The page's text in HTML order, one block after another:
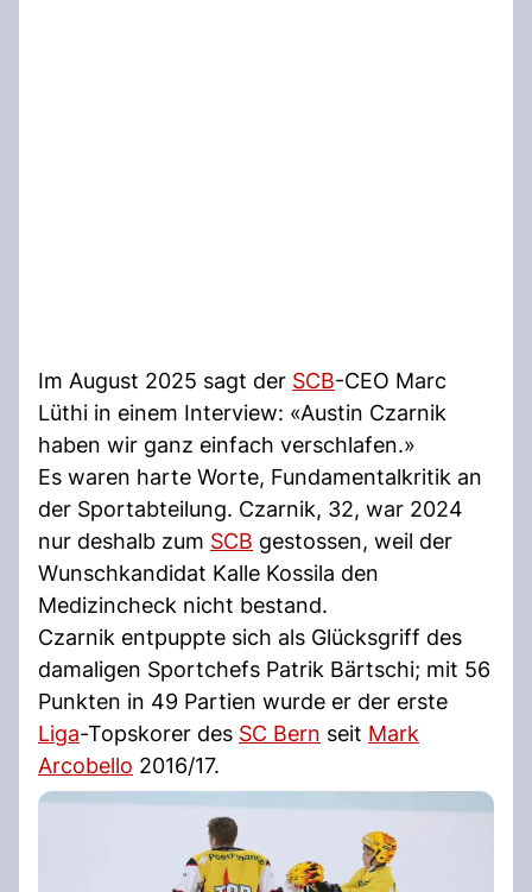
Im August 2025 sagt der SCB-CEO Marc
Lüthi in einem Interview: «Austin Czarnik
haben wir ganz einfach verschlafen.»
Es waren harte Worte, Fundamentalkritik an
der Sportabteilung. Czarnik, 32, war 2024
nur deshalb zum SCB gestossen, weil der
Wunschkandidat Kalle Kossila den
Medizincheck nicht bestand.
Czarnik entpuppte sich als Glücksgriff des
damaligen Sportchefs Patrik Bärtschi; mit 56
Punkten in 49 Partien wurde er der erste
Liga-Topskorer des SC Bern seit Mark
Arcobello 2016/17.